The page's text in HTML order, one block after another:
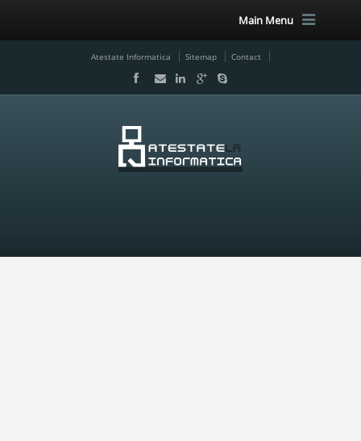
Main Menu
Atestate Informatica Sitemap Contact